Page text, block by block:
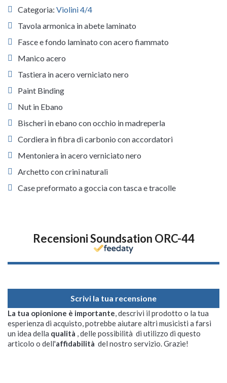
Categoria: Violini 4/4
Tavola armonica in abete laminato
Fasce e fondo laminato con acero fiammato
Manico acero
Tastiera in acero verniciato nero
Paint Binding
Nut in Ebano
Bischeri in ebano con occhio in madreperla
Cordiera in fibra di carbonio con accordatori
Mentoniera in acero verniciato nero
Archetto con crini naturali
Case preformato a goccia con tasca e tracolle
Recensioni Soundsation ORC-44
Scrivi la tua recensione
La tua opionione è importante, descrivi il prodotto o la tua
esperienza di acquisto, potrebbe aiutare altri musicisti a farsi
un idea della qualità , delle possibilità di utilizzo di questo
articolo o dell'affidabilità del nostro servizio. Grazie!